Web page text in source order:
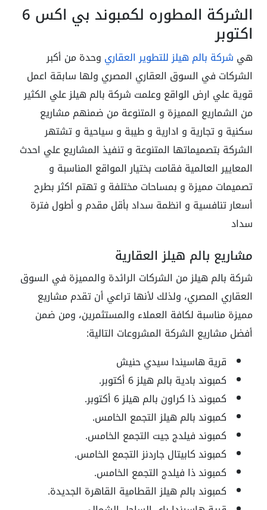
الشركة المطوره لكمبوند بي اكس 6
اكتوبر
هي شركة بالم هيلز للتطوير العقاري وحدة من أكبر
الشركات في السوق العقاري المصري ولها سابقة اعمل
قوية علي ارض الواقع وعلمت شركة بالم هيلز علي الكثير
من الشماريع المميزة و المتنوعة من ضمنهم مشاريع
سكنية و تجارية و ادارية و طيبة و سياحية و تشتهر
الشركة بتصميماتها المتنوعة و تنفيذ المشاريع علي احدث
المعايير العالمية فقامت بختيار المواقع المناسبة و
تصميمات مميزة و بمساحات مختلفة و تهتم اكثر بطرح
أسعار تنافسية و انظمة سداد بأقل مقدم و أطول فترة
سداد
مشاريع بالم هيلز العقارية
شركة بالم هيلز من الشركات الرائدة والمميزة في السوق
العقاري المصري، ولذلك لأنها تراعي أن تقدم مشاريع
مميزة مناسبة لكافة العملاء والمستثمرين، ومن ضمن
أفضل مشاريع الشركة المشروعات التالية:
قرية هاسيندا سيدي حنيش
كمبوند بادية بالم هيلز 6 أكتوبر.
كمبوند ذا كراون بالم هيلز 6 أكتوبر.
كمبوند بالم هيلز التجمع الخامس.
كمبوند فيلدج جيت التجمع الخامس.
كمبوند كابيتال جاردنز التجمع الخامس.
كمبوند ذا فيلدج التجمع الخامس.
كمبوند بالم هيلز القطامية القاهرة الجديدة.